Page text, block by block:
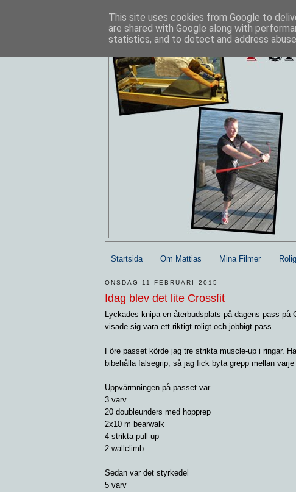
Startsida Om Mattias Mina Filmer
ONSDAG 11 FEBRUARI 2015
Idag blev det lite Crossfit
Lyckades knipa en återbudsplats på dagens pass på
visade sig vara ett riktigt roligt och jobbigt pass.
Före passet körde jag tre strikta muscle-up i ringar.
bibehålla falsegrip, så jag fick byta grepp mellan varje
Uppvärmningen på passet var
3 varv
20 doubleunders med hopprep
2x10 m bearwalk
4 strikta pull-up
2 wallclimb
Sedan var det styrkedel
5 varv
This site uses cookies from Google to
are shared with Google along with
statistics, and to detect and address